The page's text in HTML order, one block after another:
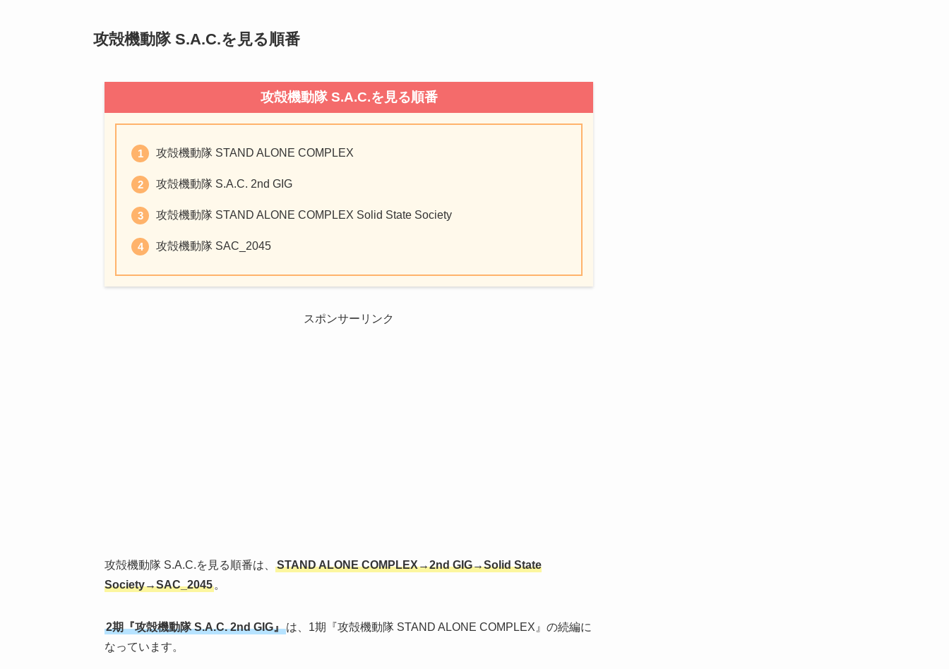
攻殻機動隊 S.A.C.を見る順番
攻殻機動隊 S.A.C.を見る順番
攻殻機動隊 STAND ALONE COMPLEX
攻殻機動隊 S.A.C. 2nd GIG
攻殻機動隊 STAND ALONE COMPLEX Solid State Society
攻殻機動隊 SAC_2045
スポンサーリンク
攻殻機動隊 S.A.C.を見る順番は、
STAND ALONE COMPLEX→2nd GIG→Solid State
Society→SAC_2045 。
2期『攻殻機動隊 S.A.C. 2nd GIG』は、1期『攻殻機動隊 STAND ALONE COMPLEX』の続編に
なっています。